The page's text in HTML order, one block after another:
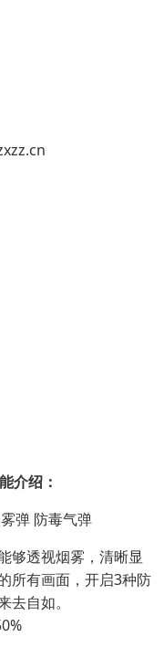
介绍：
弹 防毒气弹
够透视烟雾，清晰显
所有画面，开启3种防
去自如。